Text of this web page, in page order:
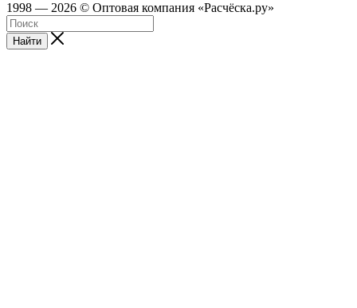
1998 — 2026 © Оптовая компания «Расчёска.ру»
Найти